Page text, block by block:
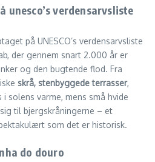
unesco’s verdensarvsliste
på UNESCO’s verdensarvsliste
der gennem snart 2.000 år er
og den bugtende flod. Fra
skrå, stenbyggede terrasser,
solens varme, mens små hvide
til bjerg­skråningerne – et
som det er historisk.
do douro